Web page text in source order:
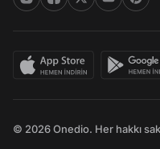
© 2026 Onedio. Her hakkı